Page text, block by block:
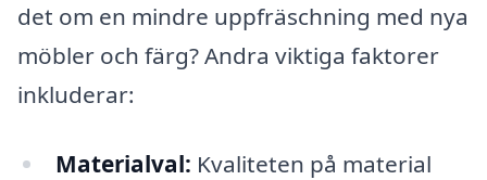
det om en mindre uppfräschning med nya
möbler och färg? Andra viktiga faktorer
inkluderar:
Materialval: Kvaliteten på material